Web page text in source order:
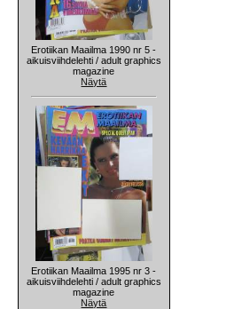
Erotiikan Maailma 1990 nr 5 -
aikuisviihdelehti / adult graphics
magazine
Näytä
Erotiikan Maailma 1995 nr 3 -
aikuisviihdelehti / adult graphics
magazine
Näytä